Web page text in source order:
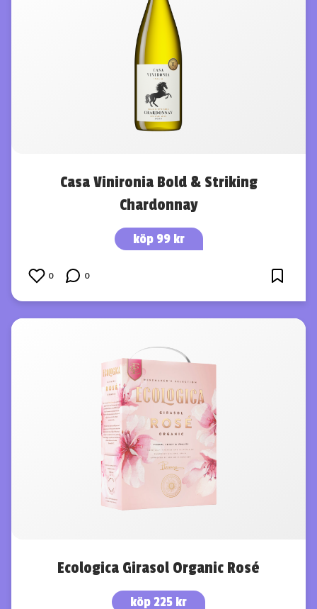
Casa Vinironia Bold & Striking
Chardonnay
köp 99 kr
0 0
Ecologica Girasol Organic Rosé
köp 225 kr